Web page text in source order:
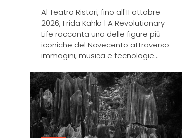
Al Teatro Ristori, fino all'11 ottobre
2026, Frida Kahlo | A Revolutionary
Life racconta una delle figure più
iconiche del Novecento attraverso
immagini, musica e tecnologie...